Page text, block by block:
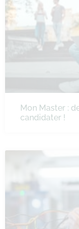
Mon Master :
candidater !